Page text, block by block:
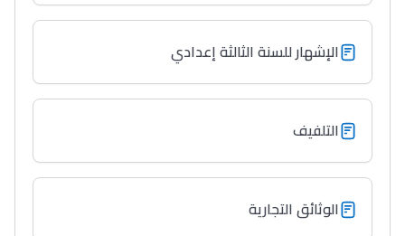
الإشهار للسنة الثالثة إعدادي
التلفيف
الوثائق التجارية